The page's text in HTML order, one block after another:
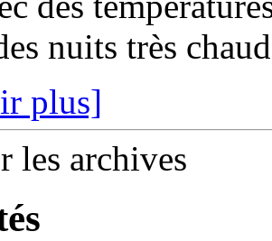
nuits très
plus]
les archives